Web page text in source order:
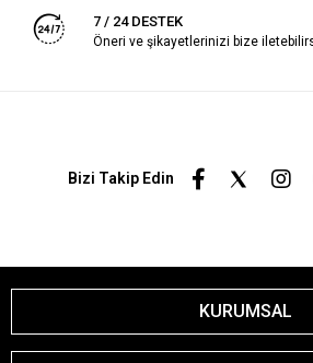
7 / 24 DESTEK
Öneri ve şikayetlerinizi bize
Bizi Takip Edin
KURUMSAL